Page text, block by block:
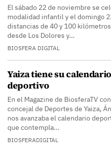
El sábado 22 de noviembre se
modalidad infantil y el domingo
distancias de 40 y 100
desde Los Dolores y…
BIOSFERA DIGITAL
Yaiza tiene su calendario
deportivo
En el Magazine de BiosferaTV
concejal de Deportes de Yaiza,
nos avanzaba el calendario
que contempla…
BIOSFERADIGITAL